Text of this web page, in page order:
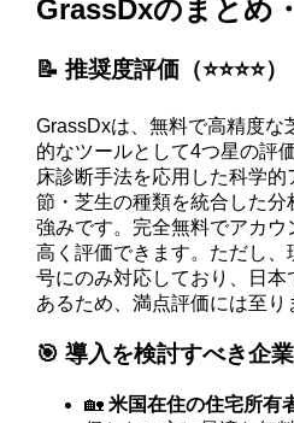
GrassDxのまとめ
📝 推奨度評価（⭐️⭐️⭐️⭐️）
GrassDxは、無料で高精度な
的なツールとして4つ星の評
床診断手法を応用した科学
節・芝生の種類を統合した
強みです。完全無料でアカウ
高く評価できます。ただし
号にのみ対応しており、日
あるため、満点評価には至り
🎯 導入を検討すべき企
🏡米国在住の住宅所有